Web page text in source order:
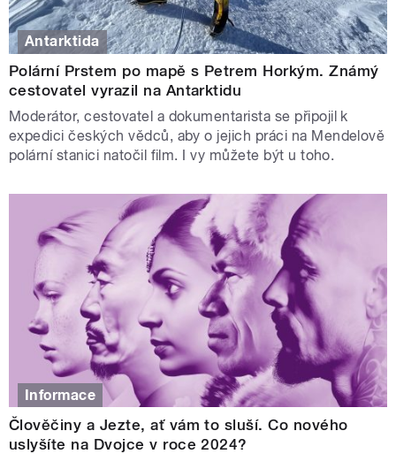
Antarktida
Polární Prstem po mapě s Petrem Horkým. Známý
cestovatel vyrazil na Antarktidu
Moderátor, cestovatel a dokumentarista se připojil k
expedici českých vědců, aby o jejich práci na Mendelově
polární stanici natočil film. I vy můžete být u toho.
Informace
Člověčiny a Jezte, ať vám to sluší. Co nového
uslyšíte na Dvojce v roce 2024?